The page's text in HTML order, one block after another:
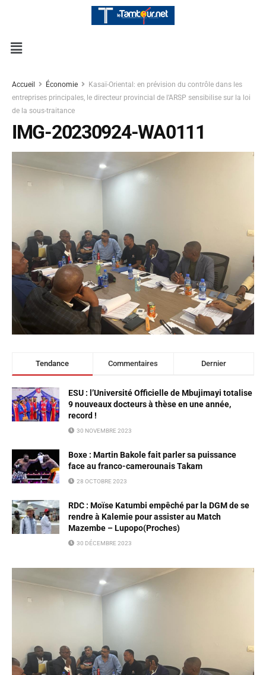
Accueil Économie
Kasaï-Oriental: en prévision du contrôle dans les
entreprises principales, le directeur provincial de l’ARSP sensibilise sur la loi
de la sous-traitance
IMG-20230924-WA0111
Tendance Commentaires Dernier
ESU : l’Université Officielle de Mbujimayi totalise
9 nouveaux docteurs à thèse en une année,
record !
30 NOVEMBRE 2023
Boxe : Martin Bakole fait parler sa puissance
face au franco-camerounais Takam
28 OCTOBRE 2023
RDC : Moïse Katumbi empêché par la DGM de se
rendre à Kalemie pour assister au Match
Mazembe – Lupopo(Proches)
30 DÉCEMBRE 2023